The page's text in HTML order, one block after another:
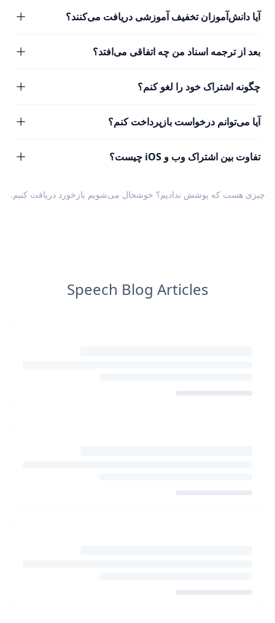
آیا دانش‌آموزان تخفیف آموزشی دریافت می‌کنند؟
بعد از ترجمه اسناد من چه اتفاقی می‌افتد؟
چگونه اشتراک خود را لغو کنم؟
آیا می‌توانم درخواست بازپرداخت کنم؟
تفاوت بین اشتراک وب و iOS چیست؟
چیزی هست که پوشش ندادیم؟ خوشحال می‌شویم بازخورد دریافت کنیم.
Speech Blog Articles